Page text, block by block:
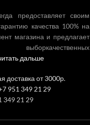
предоставляет своим
качества 100% на
магазина и предлагает
дальше
доставка от 3000р.
951 349 21 29
349 21 29